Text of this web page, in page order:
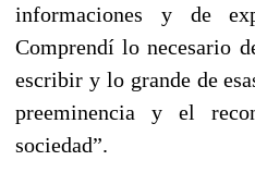
informaciones y de
Comprendí lo necesario
escribir y lo grande de
preeminencia y el
sociedad”.